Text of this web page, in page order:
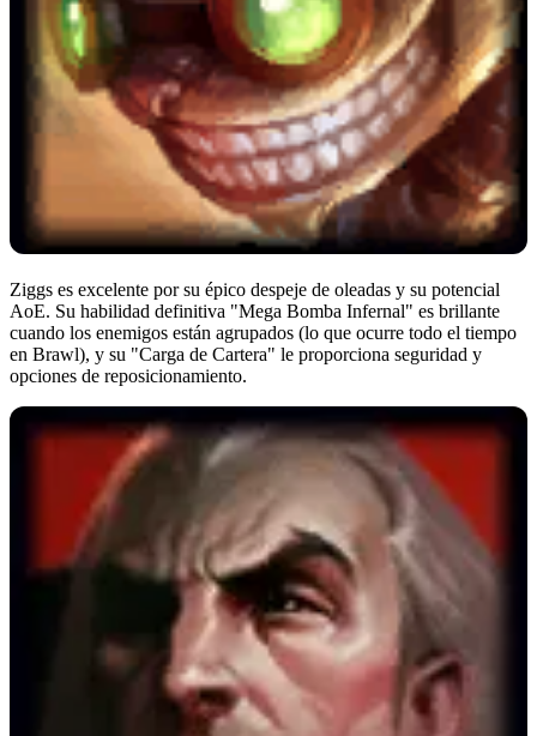
Ziggs es excelente por su épico despeje de oleadas y su potencial
AoE. Su habilidad definitiva "Mega Bomba Infernal" es brillante
cuando los enemigos están agrupados (lo que ocurre todo el tiempo
en Brawl), y su "Carga de Cartera" le proporciona seguridad y
opciones de reposicionamiento.